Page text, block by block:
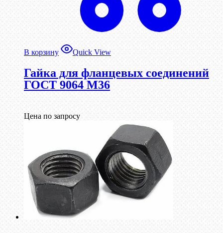
В корзину Quick View
Гайка для фланцевых соединений
ГОСТ 9064 М36
Цена по запросу